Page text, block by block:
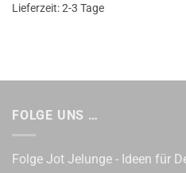
Lieferzeit:2-3 Tage
FOLGE UNS …
Folge Jot Jelunge - Ideen für